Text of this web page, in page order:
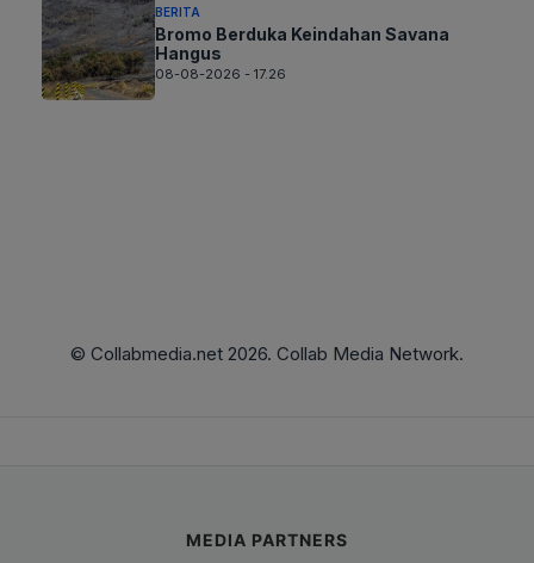
BERITA
Bromo Berduka Keindahan Savana
Hangus
08-08-2026 - 17.26
© Collabmedia.net 2026. Collab Media Network.
MEDIA PARTNERS